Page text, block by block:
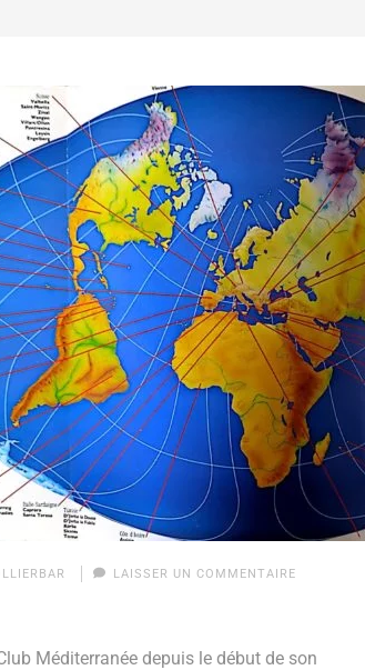
LAISSER UN COMMENTAIRE
Méditerranée depuis le début de son